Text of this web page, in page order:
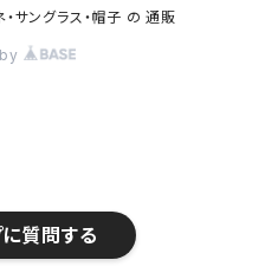
質問する
・サングラス・帽子 の 通販